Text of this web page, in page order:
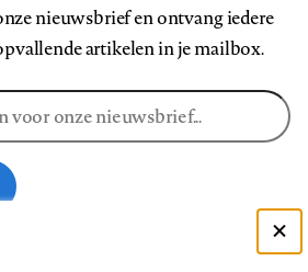
nieuwsbrief en ontvang iedere
artikelen in je mailbox.